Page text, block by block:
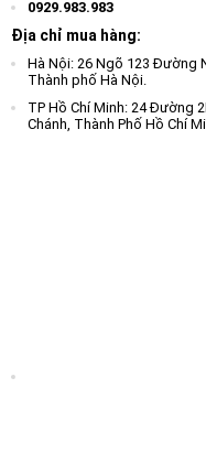
0929.983.983
Địa chỉ mua hàng:
Hà Nội: 26 Ngõ 123 Đường
Thành phố Hà Nội.
TP Hồ Chí Minh: 24 Đường
Chánh, Thành Phố Hồ Chí